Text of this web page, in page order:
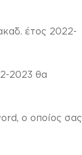
έτος 2022-
2023 θα
ο οποίος σας